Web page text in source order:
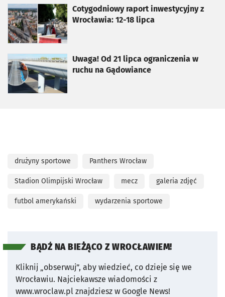
Cotygodniowy raport inwestycyjny z
Wrocławia: 12-18 lipca
otworzy się w nowej karcie
Uwaga! Od 21 lipca ograniczenia w
ruchu na Gądowiance
otworzy się w nowej karcie
drużyny sportowe Panthers Wrocław
Stadion Olimpijski Wrocław mecz galeria zdjęć
futbol amerykański wydarzenia sportowe
BĄDŹ NA BIEŻĄCO Z WROCŁAWIEM!
Kliknij „obserwuj”, aby wiedzieć, co dzieje się we
Wrocławiu. Najciekawsze wiadomości z
www.wroclaw.pl znajdziesz w Google News!